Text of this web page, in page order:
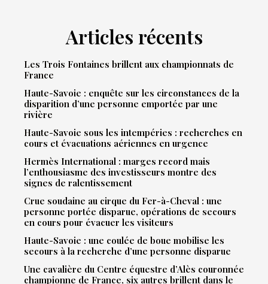
Articles récents
Les Trois Fontaines brillent aux championnats de
France
Haute-Savoie : enquête sur les circonstances de la
disparition d’une personne emportée par une
rivière
Haute-Savoie sous les intempéries : recherches en
cours et évacuations aériennes en urgence
Hermès International : marges record mais
l’enthousiasme des investisseurs montre des
signes de ralentissement
Crue soudaine au cirque du Fer-à-Cheval : une
personne portée disparue, opérations de secours
en cours pour évacuer les visiteurs
Haute-Savoie : une coulée de boue mobilise les
secours à la recherche d’une personne disparue
Une cavalière du Centre équestre d’Alès couronnée
championne de France, six autres brillent dans le